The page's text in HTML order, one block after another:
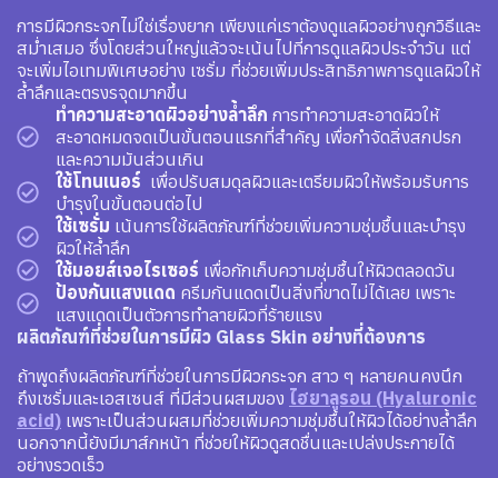
การมีผิวกระจกไม่ใช่เรื่องยาก เพียงแค่เราต้องดูแลผิวอย่างถูกวิธีและ
สม่ำเสมอ ซึ่งโดยส่วนใหญ่แล้วจะเน้นไปที่การดูแลผิวประจำวัน แต่
จะเพิ่มไอเทมพิเศษอย่าง เซรั่ม ที่ช่วยเพิ่มประสิทธิภาพการดูแลผิวให้
ล้ำลึกและตรงรจุดมากขึ้น
ทำความสะอาดผิวอย่างล้ำลึก การทำความสะอาดผิวให้
สะอาดหมดจดเป็นขั้นตอนแรกที่สำคัญ เพื่อกำจัดสิ่งสกปรก
และความมันส่วนเกิน
ใช้โทนเนอร์ เพื่อปรับสมดุลผิวและเตรียมผิวให้พร้อมรับการ
บำรุงในขั้นตอนต่อไป
ใช้เซรั่ม เน้นการใช้ผลิตภัณฑ์ที่ช่วยเพิ่มความชุ่มชื้นและบำรุง
ผิวให้ล้ำลึก
ใช้มอยส์เจอไรเซอร์ เพื่อกักเก็บความชุ่มชื้นให้ผิวตลอดวัน
ป้องกันแสงแดด ครีมกันแดดเป็นสิ่งที่ขาดไม่ได้เลย เพราะ
แสงแดดเป็นตัวการทำลายผิวที่ร้ายแรง
ผลิตภัณฑ์ที่ช่วยในการมีผิว Glass Skin อย่างที่ต้องการ
ถ้าพูดถึงผลิตภัณฑ์ที่ช่วยในการมีผิวกระจก สาว ๆ หลายคนคงนึก
ถึงเซรั่มและเอสเซนส์ ที่มีส่วนผสมของ ไฮยาลูรอน (Hyaluronic
acid) เพราะเป็นส่วนผสมที่ช่วยเพิ่มความชุ่มชื้นให้ผิวได้อย่างล้ำลึก
นอกจากนี้ยังมีมาส์กหน้า ที่ช่วยให้ผิวดูสดชื่นและเปล่งประกายได้
อย่างรวดเร็ว